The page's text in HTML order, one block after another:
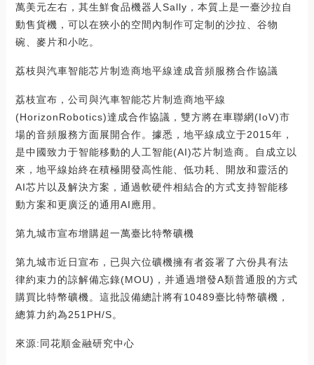
萬美元左右，其生鮮食品機器人Sally，本質上是一臺沙拉自
動售貨機，可以在狹小的空間內制作可定制的沙拉、谷物
碗、麥片和小吃。
荔枝與汽車智能芯片制造商地平線達成音頻服務合作協議
荔枝宣布，公司與汽車智能芯片制造商地平線
(HorizonRobotics)達成合作協議，雙方將在車聯網(IoV)市
場的音頻服務方面展開合作。據悉，地平線成立于2015年，
是中國致力于智能移動的人工智能(AI)芯片制造商。自成立以
來，地平線始終在積極開發高性能、低功耗、開放和靈活的
AI芯片以及解決方案，通過軟硬件相結合的方式支持智能移
動方案和更廣泛的通用AI應用。
第九城市宣布增購超一萬臺比特幣礦機
第九城市近日宣布，已與六位礦機擁有者簽署了六份具有法
律約束力的諒解備忘錄(MOU)，并通過增發A類普通股的方式
購買比特幣礦機。這批設備總計將有10489臺比特幣礦機，
總算力約為251PH/S。
來源:同花順金融研究中心